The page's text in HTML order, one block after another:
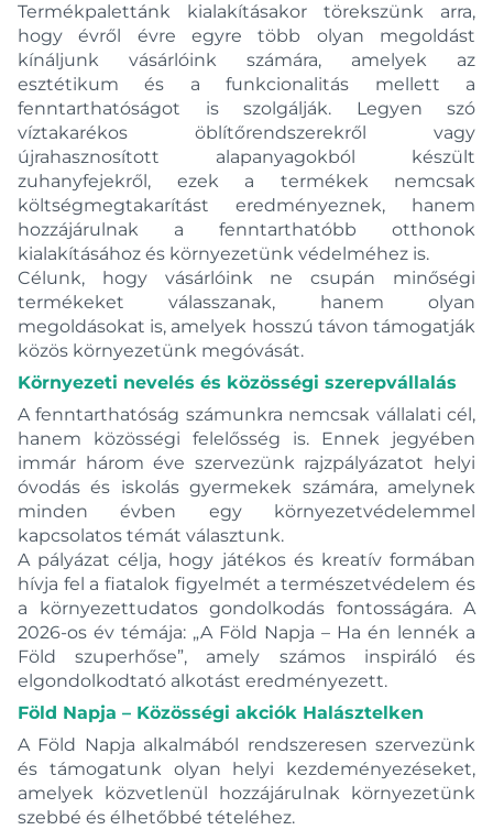
Termékpalettánk kialakításakor törekszünk arra,
hogy évről évre egyre több olyan megoldást
kínáljunk vásárlóink számára, amelyek az
esztétikum és a funkcionalitás mellett a
fenntarthatóságot is szolgálják. Legyen szó
víztakarékos öblítőrendszerekről vagy
újrahasznosított alapanyagokból készült
zuhanyfejekről, ezek a termékek nemcsak
költségmegtakarítást eredményeznek, hanem
hozzájárulnak a fenntarthatóbb otthonok
kialakításához és környezetünk védelméhez is.
Célunk, hogy vásárlóink ne csupán minőségi
termékeket válasszanak, hanem olyan
megoldásokat is, amelyek hosszú távon támogatják
közös környezetünk megóvását.
Környezeti nevelés és közösségi szerepvállalás
A fenntarthatóság számunkra nemcsak vállalati cél,
hanem közösségi felelősség is. Ennek jegyében
immár három éve szervezünk rajzpályázatot helyi
óvodás és iskolás gyermekek számára, amelynek
minden évben egy környezetvédelemmel
kapcsolatos témát választunk.
A pályázat célja, hogy játékos és kreatív formában
hívja fel a fiatalok figyelmét a természetvédelem és
a környezettudatos gondolkodás fontosságára. A
2026-os év témája: „A Föld Napja – Ha én lennék a
Föld szuperhőse”, amely számos inspiráló és
elgondolkodtató alkotást eredményezett.
Föld Napja – Közösségi akciók Halásztelken
A Föld Napja alkalmából rendszeresen szervezünk
és támogatunk olyan helyi kezdeményezéseket,
amelyek közvetlenül hozzájárulnak környezetünk
szebbé és élhetőbbé tételéhez.